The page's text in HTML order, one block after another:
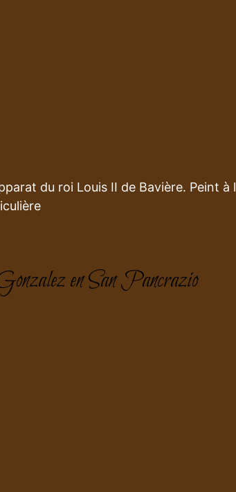
du roi Louis II de Bavière. Peint à l
en San Pancrazio